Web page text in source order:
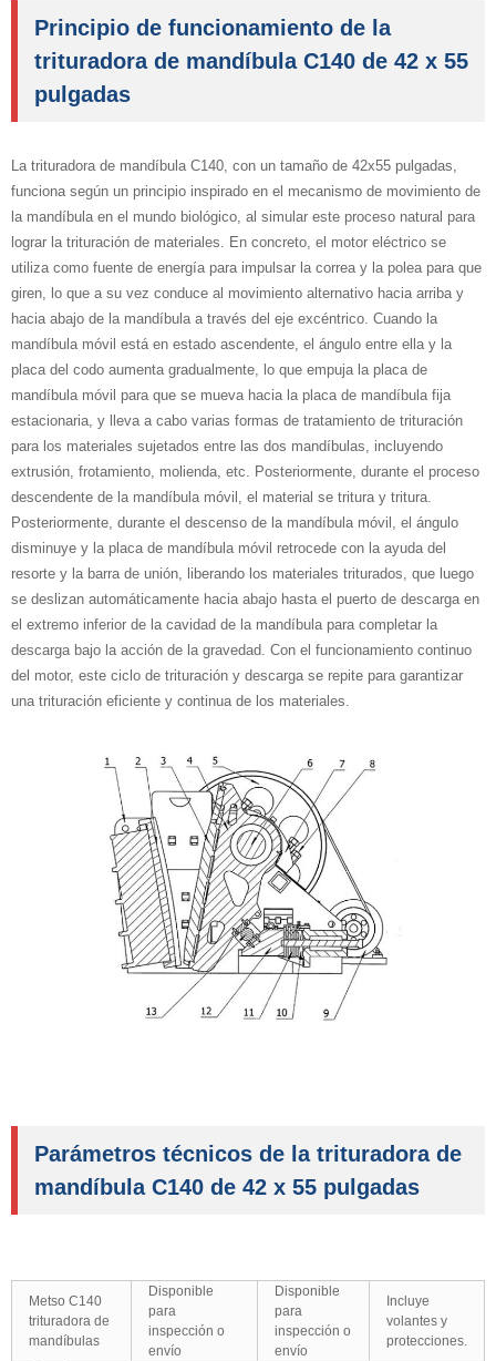
Principio de funcionamiento de la
trituradora de mandíbula C140 de 42 x 55
pulgadas
La trituradora de mandíbula C140, con un tamaño de 42x55 pulgadas,
funciona según un principio inspirado en el mecanismo de movimiento de
la mandíbula en el mundo biológico, al simular este proceso natural para
lograr la trituración de materiales. En concreto, el motor eléctrico se
utiliza como fuente de energía para impulsar la correa y la polea para que
giren, lo que a su vez conduce al movimiento alternativo hacia arriba y
hacia abajo de la mandíbula a través del eje excéntrico. Cuando la
mandíbula móvil está en estado ascendente, el ángulo entre ella y la
placa del codo aumenta gradualmente, lo que empuja la placa de
mandíbula móvil para que se mueva hacia la placa de mandíbula fija
estacionaria, y lleva a cabo varias formas de tratamiento de trituración
para los materiales sujetados entre las dos mandíbulas, incluyendo
extrusión, frotamiento, molienda, etc. Posteriormente, durante el proceso
descendente de la mandíbula móvil, el material se tritura y tritura.
Posteriormente, durante el descenso de la mandíbula móvil, el ángulo
disminuye y la placa de mandíbula móvil retrocede con la ayuda del
resorte y la barra de unión, liberando los materiales triturados, que luego
se deslizan automáticamente hacia abajo hasta el puerto de descarga en
el extremo inferior de la cavidad de la mandíbula para completar la
descarga bajo la acción de la gravedad. Con el funcionamiento continuo
del motor, este ciclo de trituración y descarga se repite para garantizar
una trituración eficiente y continua de los materiales.
Parámetros técnicos de la trituradora de
mandíbula C140 de 42 x 55 pulgadas
Metso C140
trituradora de
mandíbulas
Disponible
para
inspección o
envío
Disponible
para
inspección o
envío
Incluye
volantes y
protecciones.